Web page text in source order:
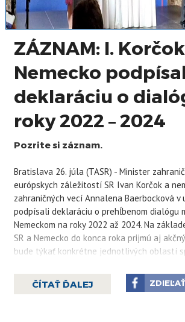
ZÁZNAM: I.
Nemecko
deklaráciu o
roky 2022 – 2024
Pozrite si záznam.
Bratislava 26. júla (TASR) - Minister
európskych záležitostí SR Ivan Korčok a
zahraničných vecí Annalena Baerbocková
podpísali deklaráciu o prehĺbenom dialógu
Nemeckom na roky 2022 až 2024. Na
SR a Nemecko do konca roka prijmú aj
bude týkať konkrétne jednotlivých oblastí
predsedníctve vo Vyšehradskej štvorke
Balkáne, informuje TASR.
ČÍTAŤ ĎALEJ